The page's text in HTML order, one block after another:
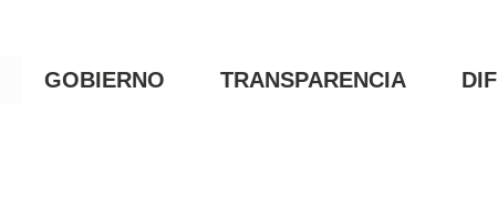
GOBIERNO TRANSPARENCIA DIF